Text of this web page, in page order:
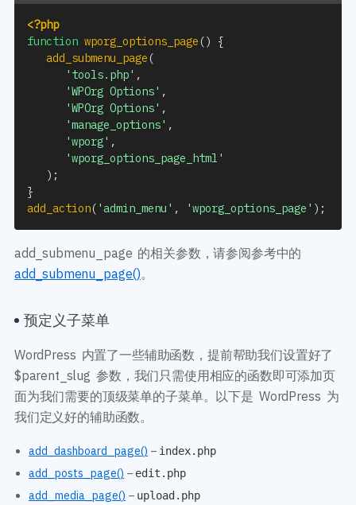
<?php
function wporg_options_page()
{
add_submenu_page(
'tools.php' ,
'WPOrg Options' ,
'WPOrg Options' ,
'manage_options' ,
'wporg' ,
'wporg_options_page_html'
) ;
}
add_action( 'admin_menu' , 'wporg_options_page' ) ;
add_submenu_page 的相关参数，请参阅参考中的
add_submenu_page()。
预定义子菜单
WordPress 内置了一些辅助函数，提前帮助我们设置好了
$parent_slug 参数，我们只需使用相应的函数即可添加页
面为我们需要的顶级菜单的子菜单。以下是 WordPress 为
我们定义好的辅助函数。
add_dashboard_page() – index.php
add_posts_page() – edit.php
add_media_page() – upload.php